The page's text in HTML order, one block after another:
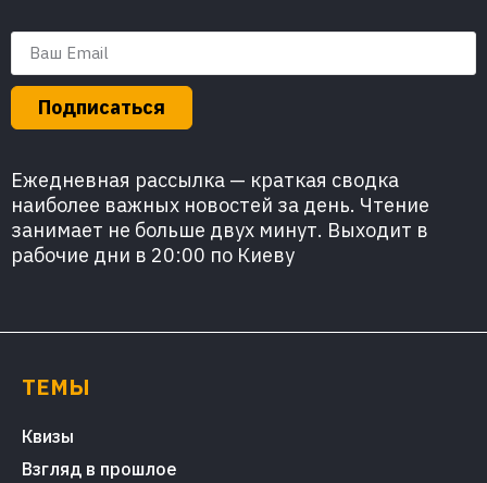
Подписаться
Ежедневная рассылка — краткая сводка
наиболее важных новостей за день. Чтение
занимает не больше двух минут. Выходит в
рабочие дни в 20:00 по Киеву
ТЕМЫ
Квизы
Взгляд в прошлое